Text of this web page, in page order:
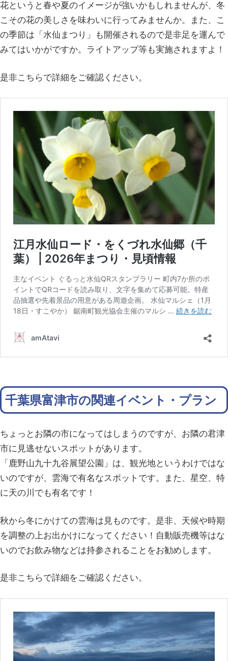
花というと春や夏のイメージが強いかもしれませんが、冬
こその花の美しさを味わいに行ってみませんか。また、こ
の季節は「水仙まつり」も開催されるので是非足を運んで
みてはいかがですか。ライトアップ等も実施されますよ！
是非こちらで詳細をご確認ください。
千葉県富津市の関連イベント・プラン
ちょっとお隣の市になってはしまうのですが、お隣の君津
市に見逃せないスポットがあります。
「鹿野山九十九谷展望公園」は、観光地というわけではな
いのですが、雲海で有名なスポットです。また、星空、特
に天の川でも有名です！
秋から冬にかけての雲海は見ものです。是非、天候や時期
を調整の上お出かけになってください！自動販売機等はな
いのでお飲み物などは持参されることをお勧めします。
是非こちらで詳細をご確認ください。